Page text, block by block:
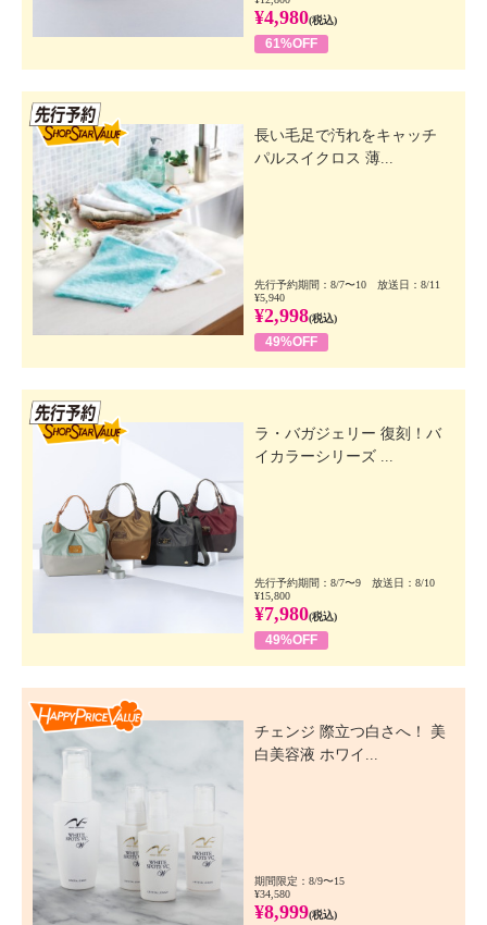
¥4,980(税込)
61%OFF
長い毛足で汚れをキャッチ
パルスイクロス 薄...
先行予約期間：8/7〜10 放送日：8/11
¥5,940
¥2,998(税込)
49%OFF
ラ・バガジェリー 復刻！バ
イカラーシリーズ ...
先行予約期間：8/7〜9 放送日：8/10
¥15,800
¥7,980(税込)
49%OFF
チェンジ 際立つ白さへ！ 美
白美容液 ホワイ...
期間限定：8/9〜15
¥34,580
¥8,999(税込)